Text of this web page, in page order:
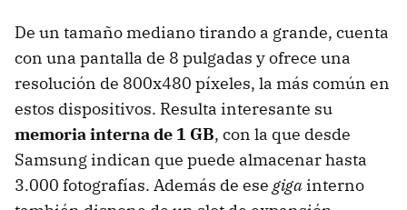
De un tamaño mediano tirando a grande, cuenta
con una pantalla de 8 pulgadas y ofrece una
resolución de 800x480 píxeles, la más común en
estos dispositivos. Resulta interesante su
memoria interna de 1 GB, con la que desde
Samsung indican que puede almacenar hasta
3.000 fotografías. Además de ese giga interno